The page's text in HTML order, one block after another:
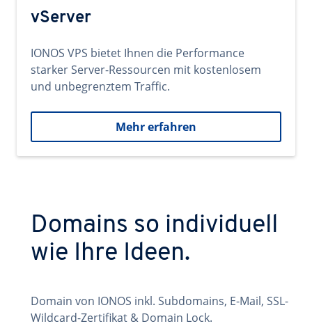
vServer
IONOS VPS bietet Ihnen die Performance
starker Server-Ressourcen mit kostenlosem
und unbegrenztem Traffic.
Mehr erfahren
Domains so individuell
wie Ihre Ideen.
Domain von IONOS inkl. Subdomains, E-Mail, SSL-
Wildcard-Zertifikat & Domain Lock.